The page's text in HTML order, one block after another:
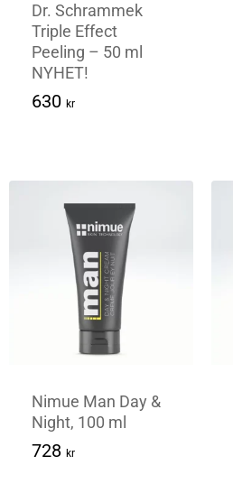
Dr. Schrammek
Triple Effect
Peeling – 50 ml
NYHET!
630 kr
Nimue Man Day &
Night, 100 ml
728 kr